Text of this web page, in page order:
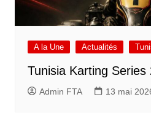
A la Une Actualités
Tunisia Karting
Admin FTA 13 mai